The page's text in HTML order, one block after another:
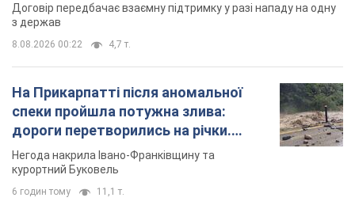
Договір передбачає взаємну підтримку у разі нападу на одну
з держав
8.08.2026 00:22 4,7 т.
На Прикарпатті після аномальної
спеки пройшла потужна злива:
дороги перетворились на річки.
Відео
Негода накрила Івано-Франківщину та
курортний Буковель
6 годин тому 11,1 т.